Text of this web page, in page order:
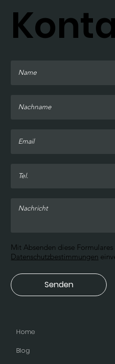
Home
Blog
Senden
Mit Absenden diese
Datenschutzbestimmungen